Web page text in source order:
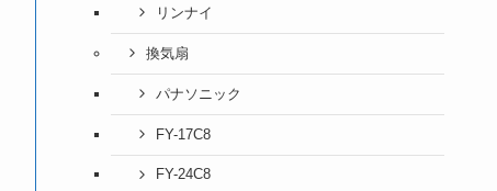
リンナイ
換気扇
パナソニック
FY-17C8
FY-24C8